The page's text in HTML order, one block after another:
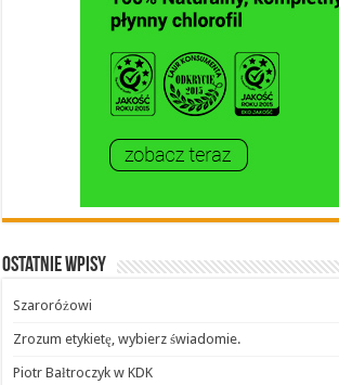
Ostatnie wpisy
Szaroróżowi
Zrozum etykietę, wybierz świadomie.
Piotr Bałtroczyk w KDK